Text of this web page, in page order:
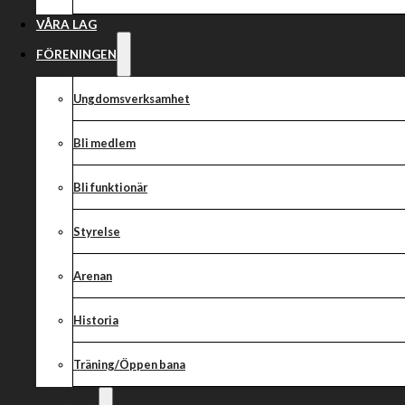
VÅRA LAG
FÖRENINGEN
Ungdomsverksamhet
Bli medlem
Bli funktionär
Styrelse
Arenan
Historia
Träning/Öppen bana
𝐬𝐢𝐭𝐭
Vi är mycket glada och stolta över att K Bygg väljer att både
samarbetsavtal med Vargarna.
Det fortsatta förtroendet och det utökade stödet betyder
Tillsammans ser vi fram emot en fartfylld och spännande
samarbete.